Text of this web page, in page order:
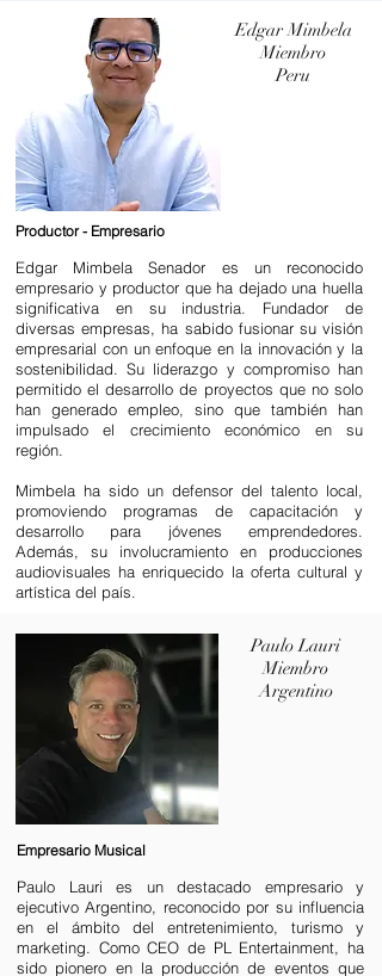
Edgar Mimbela
Miembro
Peru
Productor - Empresario
Edgar Mimbela Senador es un reconocido
empresario y productor que ha dejado una huella
significativa en su industria. Fundador de
diversas empresas, ha sabido fusionar su visión
empresarial con un enfoque en la innovación y la
sostenibilidad. Su liderazgo y compromiso han
permitido el desarrollo de proyectos que no solo
han generado empleo, sino que también han
impulsado el crecimiento económico en su
región.
Mimbela ha sido un defensor del talento local,
promoviendo programas de capacitación y
desarrollo para jóvenes emprendedores.
Además, su involucramiento en producciones
audiovisuales ha enriquecido la oferta cultural y
artística del país.
Paulo Lauri
Miembro
Argentino
Empresario Musical
Paulo Lauri es un destacado empresario y
ejecutivo Argentino, reconocido por su influencia
en el ámbito del entretenimiento, turismo y
marketing. Como CEO de PL Entertainment, ha
sido pionero en la producción de eventos que